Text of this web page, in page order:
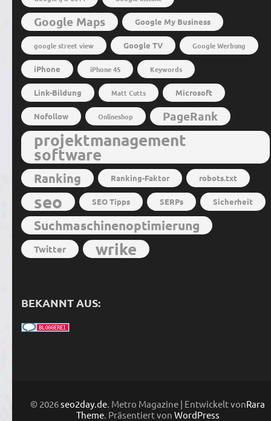
Google Maps Google My Business
google street view Google TV Google Werbung
iPhone iPhone 4S Keywords
Link-Bildung Matt Cutts Microsoft
Nofollow Onlineshop PageRank
projektmanagement
software
Ranking Ranking-Faktor robots.txt
seo SEO Tipps SERPs Sicherheit
Suchmaschinenoptimierung
Twitter wrike
BEKANNT AUS:
© 2026seo2day.de . Metro Magazine | Entwickelt vonRara
Theme. Präsentiert von WordPress